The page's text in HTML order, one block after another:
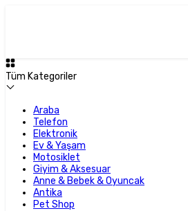
Tüm Kategoriler
Araba
Telefon
Elektronik
Ev & Yaşam
Motosiklet
Giyim & Aksesuar
Anne & Bebek & Oyuncak
Antika
Pet Shop